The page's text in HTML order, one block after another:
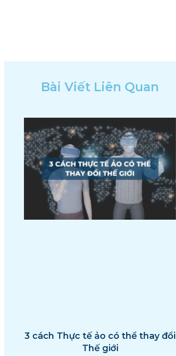
Bài Viết Liên Quan
3 cách Thực tế ảo có thể thay đổi
Thế giới